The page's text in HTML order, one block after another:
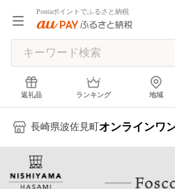
Pontaポイントでふるさと納税
返礼品 ランキング 地域
長崎県波佐見町 オンラインワ